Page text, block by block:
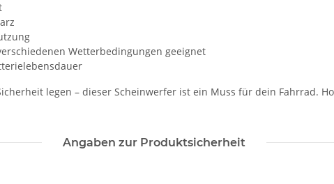
Wetterbedingungen geeignet
legen – dieser Scheinwerfer ist ein Muss für dein Fahrrad.
Angaben zur Produktsicherheit